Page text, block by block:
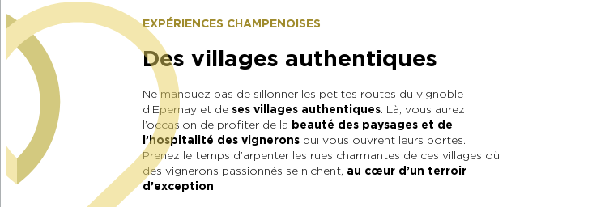
EXPÉRIENCES CHAMPENOISES
Des villages authentiques
Ne manquez pas de sillonner les petites routes du vignoble
d’Epernay et de ses villages authentiques. Là, vous aurez
l’occasion de profiter de la beauté des paysages et de
l’hospitalité des vigneronsqui vous ouvrent leurs portes.
Prenez le temps d’arpenter les rues charmantes de ces villages où
des vignerons passionnés se nichent, au cœur d’un terroir
d’exception.